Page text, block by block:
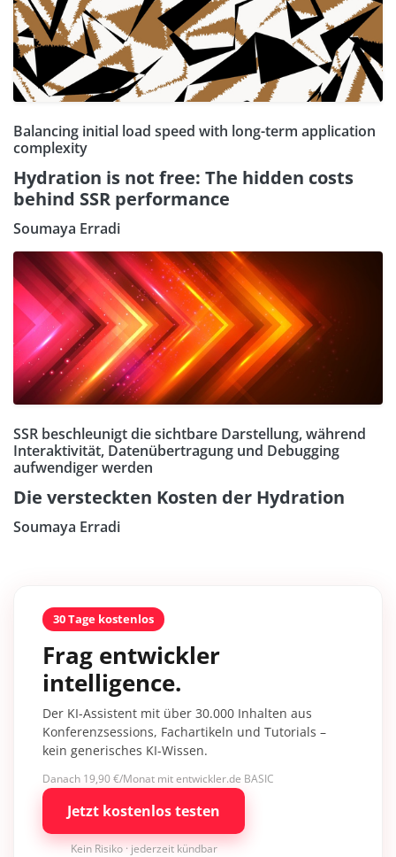
Balancing initial load speed with long-term application
complexity
Hydration is not free: The hidden costs
behind SSR performance
Soumaya Erradi
SSR beschleunigt die sichtbare Darstellung, während
Interaktivität, Datenübertragung und Debugging
aufwendiger werden
Die versteckten Kosten der Hydration
Soumaya Erradi
30 Tage kostenlos
Frag entwickler
intelligence.
Der KI-Assistent mit über 30.000 Inhalten aus
Konferenzsessions, Fachartikeln und Tutorials –
kein generisches KI-Wissen.
Danach 19,90 €/Monat mit entwickler.de BASIC
Jetzt kostenlos testen
Kein Risiko · jederzeit kündbar